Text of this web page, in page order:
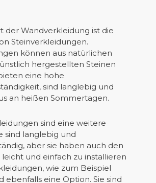
der Wandverkleidung ist die
Steinverkleidungen.
können aus natürlichen
hergestellten Steinen
eine hohe
sind langlebig und
an heißen Sommertagen.
sind eine weitere
sind langlebig und
aber sie haben auch den
leicht und einfach zu installieren
wie zum Beispiel
ebenfalls eine Option. Sie sind